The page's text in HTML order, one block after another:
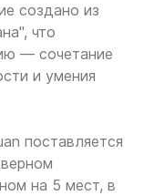
создано из
что
— сочетание
и умения
поставляется
на 5 мест, в